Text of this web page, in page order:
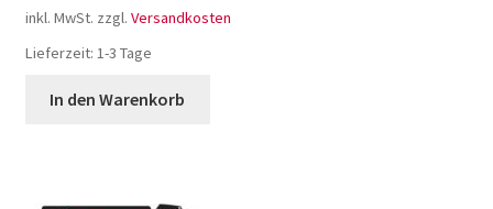
inkl. MwSt. zzgl. Versandkosten
Lieferzeit: 1-3 Tage
In den Warenkorb